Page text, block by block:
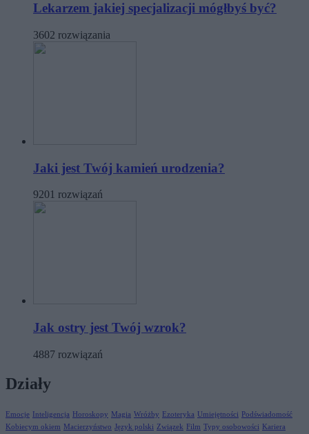
Lekarzem jakiej specjalizacji mógłbyś być?
3602 rozwiązania
Jaki jest Twój kamień urodzenia?
9201 rozwiązań
Jak ostry jest Twój wzrok?
4887 rozwiązań
Działy
Emocje Inteligencja Horoskopy Magia Wróżby Ezoteryka Umiejętności
Podświadomość
Kobiecym okiem
Macierzyństwo Język polski Związek Film Typy osobowości
Kariera